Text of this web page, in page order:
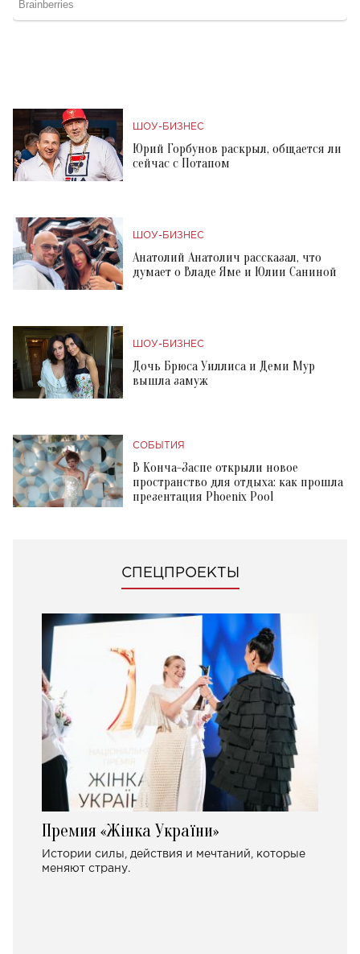
ШОУ-БИЗНЕС
Юрий Горбунов раскрыл, общается ли
сейчас с Потапом
ШОУ-БИЗНЕС
Анатолий Анатолич рассказал, что
думает о Владе Яме и Юлии Саниной
ШОУ-БИЗНЕС
Дочь Брюса Уиллиса и Деми Мур
вышла замуж
СОБЫТИЯ
В Конча-Заспе открыли новое
пространство для отдыха: как прошла
презентация Phoenix Pool
СПЕЦПРОЕКТЫ
Премия «Жінка України»
Истории силы, действия и мечтаний, которые
меняют страну.